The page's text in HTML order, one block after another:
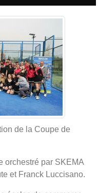
de la Coupe de
orchestré par SKEMA
et Franck Luccisano.